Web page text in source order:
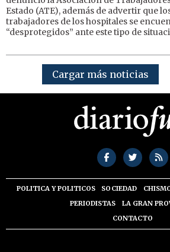
Estado (ATE), además de advertir que
trabajadores de los hospitales se
“desprotegidos” ante este tipo de
Cargar más noticias
POLITICA Y POLITICOS SOCIEDAD
PERIODISTAS
LA GRAN
CONTACTO